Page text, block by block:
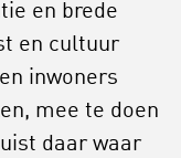
en brede
en cultuur
inwoners
mee te doen
daar waar